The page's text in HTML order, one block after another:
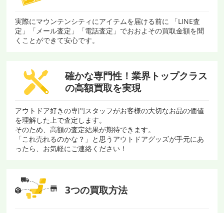
実際にマウンテンシティにアイテムを届ける前に 「LINE査
定」「メール査定」「電話査定」でおおよその買取金額を聞
くことができて安心です。
確かな専門性！ 業界トップクラス
の高額買取を実現
アウトドア好きの専門スタッフがお客様の大切なお品の価値
を理解した上で査定します。
そのため、高額の査定結果が期待できます。
「これ売れるのかな？」と思うアウトドアグッズが手元にあ
ったら、お気軽にご連絡ください！
3つの買取方法